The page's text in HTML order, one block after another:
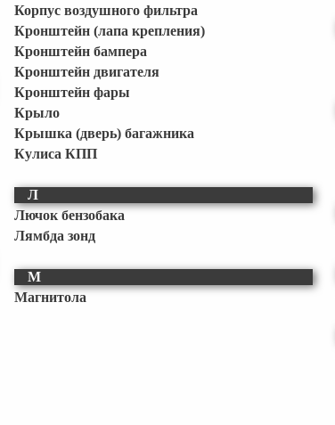
Корпус воздушного фильтра
Кронштейн (лапа крепления)
Кронштейн бампера
Кронштейн двигателя
Кронштейн фары
Крыло
Крышка (дверь) багажника
Кулиса КПП
Л
Лючок бензобака
Лямбда зонд
М
Магнитола